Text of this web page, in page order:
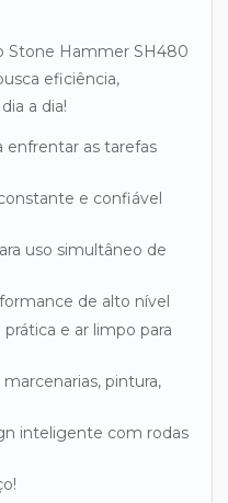
Stone Hammer SH480
eficiência,
a dia!
de alto nível